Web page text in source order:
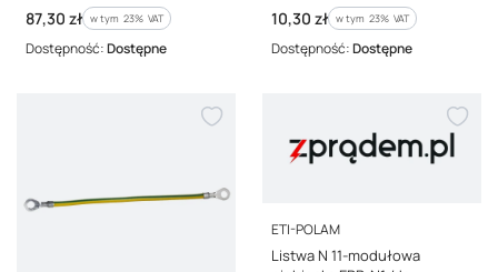
Cena brutto
87,30 zł w tym %s VAT
w tym 23% VAT
Dostępność:Dostępne
Cena brutto
10,30 zł w tym %s VAT
w tym 23% VAT
Dostępność:Dostępne
PRODUCENT
ETI-POLAM
Listwa N 11-modułowa